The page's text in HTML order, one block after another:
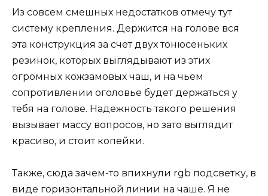
Из совсем смешных недостатков отмечу тут
систему крепления. Держится на голове вся
эта конструкция за счет двух тонюсеньких
резинок, которых выглядывают из этих
огромных кожзамовых чаш, и на чьем
сопротивлении оголовье будет держаться у
тебя на голове. Надежность такого решения
вызывает массу вопросов, но зато выглядит
красиво, и стоит копейки.
Также, сюда зачем-то впихнули rgb подсветку, в
виде горизонтальной линии на чаше. Я не